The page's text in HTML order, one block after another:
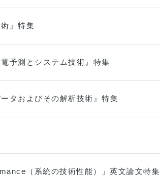
』特集
予測とシステム技術』特集
タおよびその解析技術』特集
（系統の技術性能）」英文論文特集